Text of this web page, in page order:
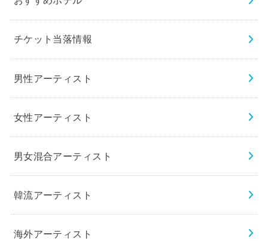
チケット当落情報
男性アーティスト
女性アーティスト
男女混合アーティスト
韓流アーティスト
海外アーティスト